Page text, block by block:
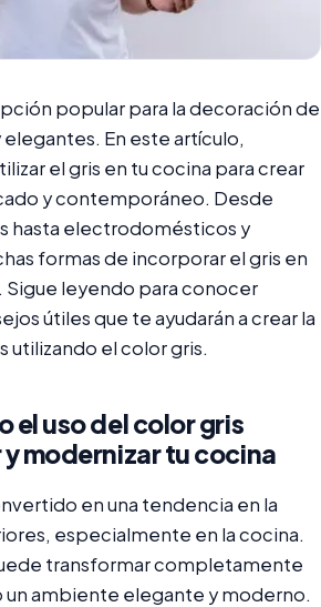
popular para la decoración de
En este artículo,
el gris en tu cocina para crear
y contemporáneo. Desde
hasta electrodomésticos y
formas de incorporar el gris en
Sigue leyendo para conocer
útiles que te ayudarán a crear la
utilizando el color gris.
el uso del color gris
modernizar tu cocina
en una tendencia en la
especialmente en la cocina.
transformar completamente
un ambiente elegante y moderno.